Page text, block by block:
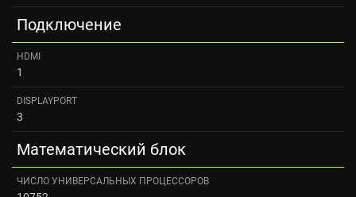
Подключение
HDMI
1
DISPLAYPORT
3
Математический блок
ЧИСЛО УНИВЕРСАЛЬНЫХ ПРОЦЕССОРОВ